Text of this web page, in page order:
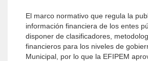
El marco normativo que regula la
información financiera de los entes
disponer de clasificadores,
financieros para los niveles de
Municipal, por lo que la EFIPEM